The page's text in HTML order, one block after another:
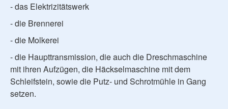
- das Elektrizitätswerk
- die Brennerei
- die Molkerei
- die Haupttransmission, die auch die Dreschmaschine
mit ihren Aufzügen, die Häckselmaschine mit dem
Schleifstein, sowie die Putz- und Schrotmühle in Gang
setzen.